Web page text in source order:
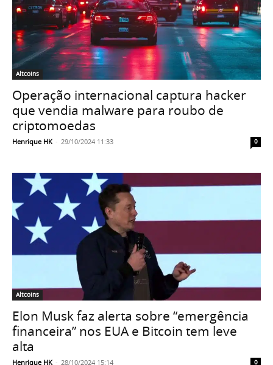
Altcoins
Operação internacional captura hacker
que vendia malware para roubo de
criptomoedas
Henrique HK - 29/10/2024 11:33 0
Altcoins
Elon Musk faz alerta sobre “emergência
financeira” nos EUA e Bitcoin tem leve
alta
Henrique HK - 28/10/2024 15:14 0